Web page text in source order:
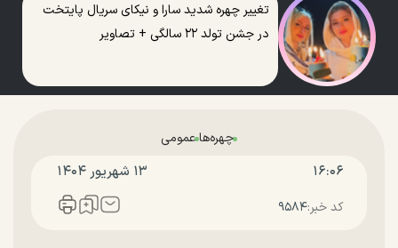
تغییر چهره شدید سارا و نیکای سریال پایتخت
در جشن تولد ۲۲ سالگی + تصاویر
چهره‌هاعمومی
۱۶:۰۶ ۱۳ شهريور ۱۴۰۴
کد خبر:۹۵۸۴